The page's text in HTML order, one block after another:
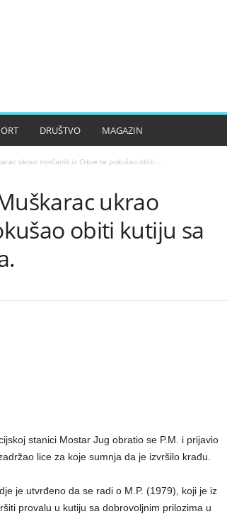
DRUŠTVO MAGAZIN
ukrao novčanik iz Crkve te pokušao obiti...
ukrao
obiti kutiju sa
stanici Mostar Jug obratio se P.M. i prijavio
lice za koje sumnja da je izvršilo krađu.
je utvrđeno da se radi o M.P. (1979), koji je iz
provalu u kutiju sa dobrovoljnim prilozima u